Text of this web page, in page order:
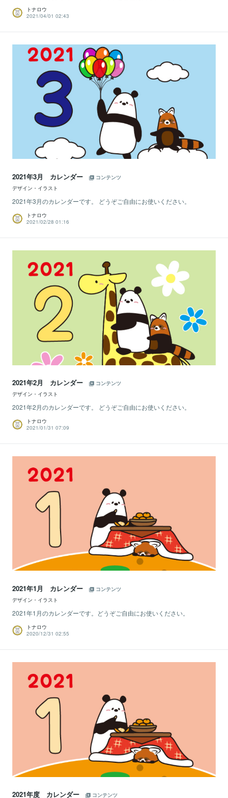
トナロウ
2021/04/01 02:43
2021年3月 カレンダー
コンテンツ
デザイン・イラスト
2021年3月のカレンダーです。 どうぞご自由にお使いください。
トナロウ
2021/02/28 01:16
2021年2月 カレンダー
コンテンツ
デザイン・イラスト
2021年2月のカレンダーです。 どうぞご自由にお使いください。
トナロウ
2021/01/31 07:09
2021年1月 カレンダー
コンテンツ
デザイン・イラスト
2021年1月のカレンダーです。どうぞご自由にお使いください。
トナロウ
2020/12/31 02:55
2021年度 カレンダー コンテンツ